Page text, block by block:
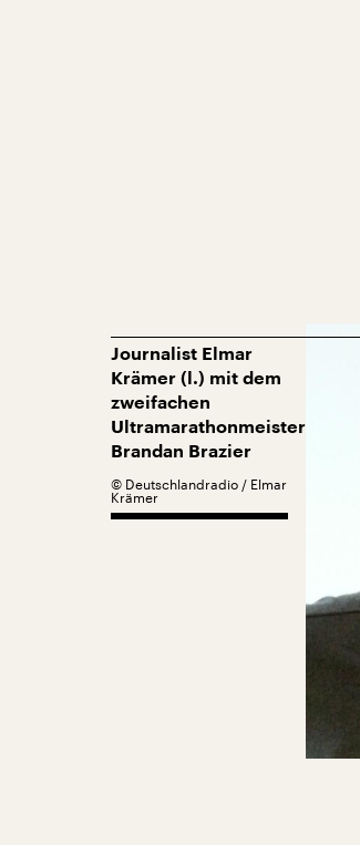
Journalist Elmar
Krämer (l.) mit dem
zweifachen
Ultramarathonmeister
Brandan Brazier
© Deutschlandradio / Elmar
Krämer